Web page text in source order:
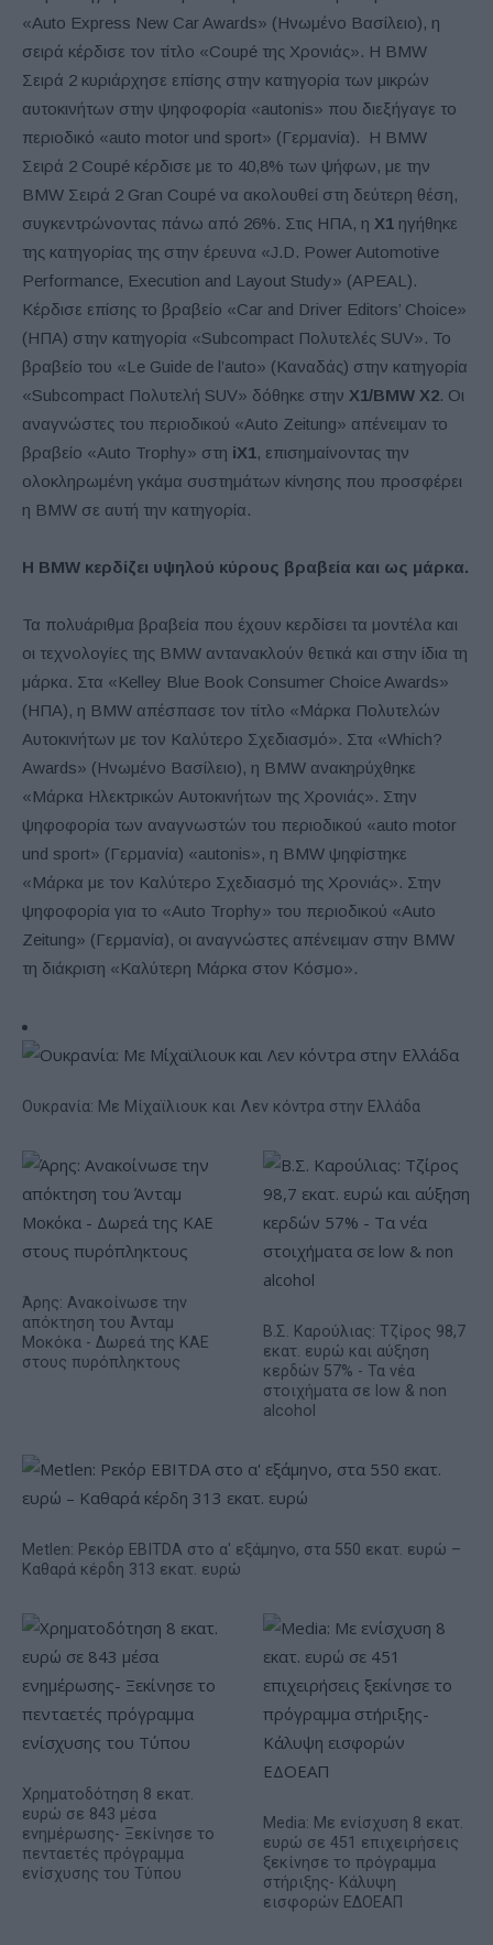
«Auto Express New Car Awards» (Ηνωμένο Βασίλειο), η
σειρά κέρδισε τον τίτλο «Coupé της Χρονιάς». Η BMW
Σειρά 2 κυριάρχησε επίσης στην κατηγορία των μικρών
αυτοκινήτων στην ψηφοφορία «autonis» που διεξήγαγε το
περιοδικό «auto motor und sport» (Γερμανία). Η BMW
Σειρά 2 Coupé κέρδισε με το 40,8% των ψήφων, με την
BMW Σειρά 2 Gran Coupé να ακολουθεί στη δεύτερη θέση,
συγκεντρώνοντας πάνω από 26%. Στις ΗΠΑ, η X1 ηγήθηκε
της κατηγορίας της στην έρευνα «J.D. Power Automotive
Performance, Execution and Layout Study» (APEAL).
Κέρδισε επίσης το βραβείο «Car and Driver Editors’ Choice»
(ΗΠΑ) στην κατηγορία «Subcompact Πολυτελές SUV». Το
βραβείο του «Le Guide de l’auto» (Καναδάς) στην κατηγορία
«Subcompact Πολυτελή SUV» δόθηκε στην X1/BMW X2. Οι
αναγνώστες του περιοδικού «Auto Zeitung» απένειμαν το
βραβείο «Auto Trophy» στη iX1, επισημαίνοντας την
ολοκληρωμένη γκάμα συστημάτων κίνησης που προσφέρει
η BMW σε αυτή την κατηγορία.
Η BMW κερδίζει υψηλού κύρους βραβεία και ως μάρκα.
Τα πολυάριθμα βραβεία που έχουν κερδίσει τα μοντέλα και
οι τεχνολογίες της BMW αντανακλούν θετικά και στην ίδια τη
μάρκα. Στα «Kelley Blue Book Consumer Choice Awards»
(ΗΠΑ), η BMW απέσπασε τον τίτλο «Μάρκα Πολυτελών
Αυτοκινήτων με τον Καλύτερο Σχεδιασμό». Στα «Which?
Awards» (Ηνωμένο Βασίλειο), η BMW ανακηρύχθηκε
«Μάρκα Ηλεκτρικών Αυτοκινήτων της Χρονιάς». Στην
ψηφοφορία των αναγνωστών του περιοδικού «auto motor
und sport» (Γερμανία) «autonis», η BMW ψηφίστηκε
«Μάρκα με τον Καλύτερο Σχεδιασμό της Χρονιάς». Στην
ψηφοφορία για το «Auto Trophy» του περιοδικού «Auto
Zeitung» (Γερμανία), οι αναγνώστες απένειμαν στην BMW
τη διάκριση «Καλύτερη Μάρκα στον Κόσμο».
Ουκρανία: Με Μίχαϊλιουκ και Λεν κόντρα στην Ελλάδα
Άρης: Ανακοίνωσε την
απόκτηση του Άνταμ
Μοκόκα - Δωρεά της ΚΑΕ
στους πυρόπληκτους
Β.Σ. Καρούλιας: Τζίρος 98,7
εκατ. ευρώ και αύξηση
κερδών 57% - Τα νέα
στοιχήματα σε low & non
alcohol
Metlen: Ρεκόρ EBITDA στο α' εξάμηνο, στα 550 εκατ. ευρώ –
Καθαρά κέρδη 313 εκατ. ευρώ
Χρηματοδότηση 8 εκατ.
ευρώ σε 843 μέσα
ενημέρωσης- Ξεκίνησε το
πενταετές πρόγραμμα
ενίσχυσης του Τύπου
Media: Με ενίσχυση 8 εκατ.
ευρώ σε 451 επιχειρήσεις
ξεκίνησε το πρόγραμμα
στήριξης- Κάλυψη
εισφορών ΕΔΟΕΑΠ